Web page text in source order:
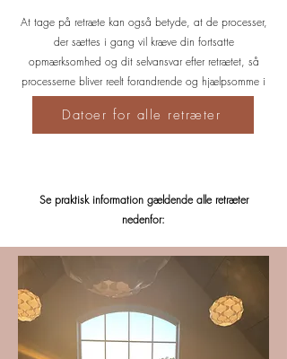
At tage på retræte kan også betyde, at de processer,
der sættes i gang vil kræve din fortsatte
opmærksomhed og dit selvansvar efter retrætet, så
processerne bliver reelt forandrende og hjælpsomme i
dit liv.
Se praktisk information gældende alle retræter
nedenfor:
Datoer for alle retræter